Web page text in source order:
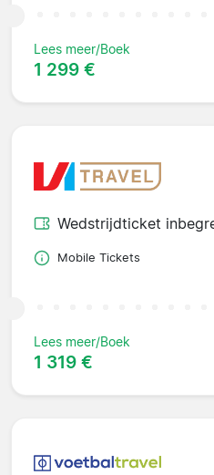
Lees meer/Boek
1 299 €
Wedstrijdticket
Mobile Tickets
Lees meer/Boek
1 319 €